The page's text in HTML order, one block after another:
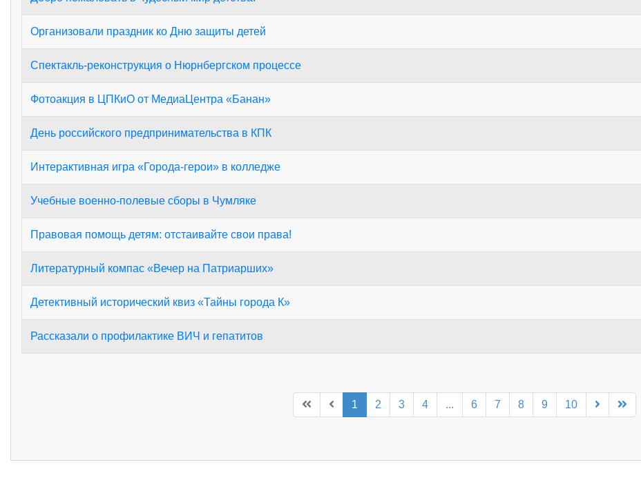
Организовали праздник ко Дню защиты детей
Спектакль-реконструкция о Нюрнбергском процессе
Фотоакция в ЦПКиО от МедиаЦентра «Банан»
День российского предпринимательства в КПК
Интерактивная игра «Города‑герои» в колледже
Учебные военно-полевые сборы в Чумляке
Правовая помощь детям: отстаивайте свои права!
Литературный компас «Вечер на Патриарших»
Детективный исторический квиз «Тайны города К»
Рассказали о профилактике ВИЧ и гепатитов
1 2 3 4 ... 6 7 8 9 10